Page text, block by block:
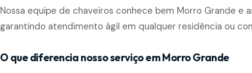
Nossa equipe de chaveiros conhece bem Morro Grande e
garantindo atendimento ágil em qualquer residência ou
O que diferencia nosso serviço em Morro Grande